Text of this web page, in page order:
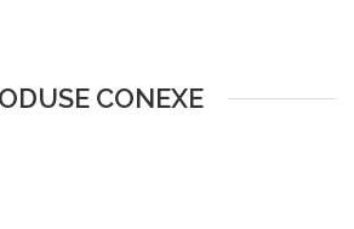
CONEXE